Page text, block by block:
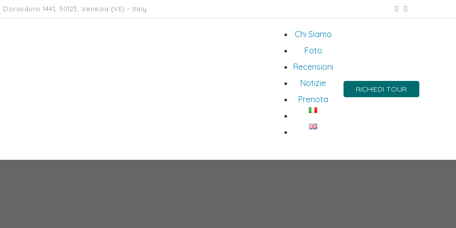
Dorsoduro 1441, 30123, Venezia (VE) - Italy
Chi Siamo
Foto
Recensioni
Notizie
Prenota
RICHIEDI TOUR